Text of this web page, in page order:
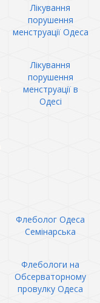
Лікування
порушення
менструації Одеса
Лікування
порушення
менструації в
Одесі
Флеболог Одеса
Семінарська
Флебологи на
Обсерваторному
провулку Одеса